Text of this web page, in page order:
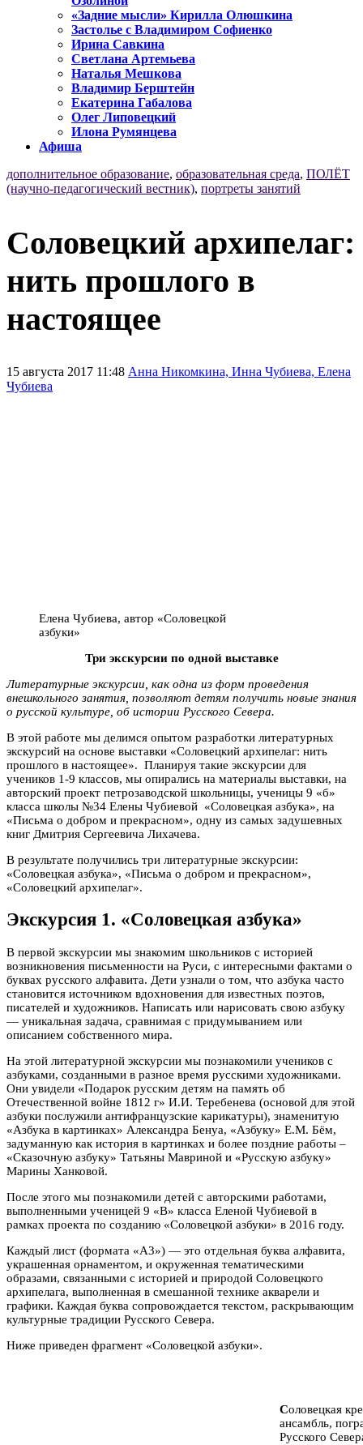
«Задние мысли» Кирилла Олюшкина
Застолье с Владимиром Софиенко
Ирина Савкина
Светлана Артемьева
Наталья Мешкова
Владимир Берштейн
Екатерина Габалова
Олег Липовецкий
Илона Румянцева
Афиша
дополнительное образование, образовательная среда, ПОЛЁТ
(научно-педагогический вестник), портреты занятий
Соловецкий архипелаг:
нить прошлого в
настоящее
15 августа 2017 11:48 Анна Никомкина, Инна Чубиева, Елена
Чубиева
Елена Чубиева, автор «Соловецкой
азбуки»
Три экскурсии по одной выставке
Литературные экскурсии, как одна из форм проведения
внешкольного занятия, позволяют детям получить новые знания
о русской культуре, об истории Русского Севера.
В этой работе мы делимся опытом разработки литературных
экскурсий на основе выставки «Соловецкий архипелаг: нить
прошлого в настоящее». Планируя такие экскурсии для
учеников 1-9 классов, мы опирались на материалы выставки, на
авторский проект петрозаводской школьницы, ученицы 9 «б»
класса школы №34 Елены Чубиевой «Соловецкая азбука», на
«Письма о добром и прекрасном», одну из самых задушевных
книг Дмитрия Сергеевича Лихачева.
В результате получились три литературные экскурсии:
«Соловецкая азбука», «Письма о добром и прекрасном»,
«Соловецкий архипелаг».
Экскурсия 1. «Соловецкая азбука»
В первой экскурсии мы знакомим школьников с историей
возникновения письменности на Руси, с интересными фактами о
буквах русского алфавита. Дети узнали о том, что азбука часто
становится источником вдохновения для известных поэтов,
писателей и художников. Написать или нарисовать свою азбуку
— уникальная задача, сравнимая с придумыванием или
описанием собственного мира.
На этой литературной экскурсии мы познакомили учеников с
азбуками, созданными в разное время русскими художниками.
Они увидели «Подарок русским детям на память об
Отечественной войне 1812 г» И.И. Теребенева (основой для этой
азбуки послужили антифранцузские карикатуры), знаменитую
«Азбука в картинках» Александра Бенуа, «Азбуку» Е.М. Бём,
задуманную как история в картинках и более поздние работы –
«Сказочную азбуку» Татьяны Мавриной и «Русскую азбуку»
Марины Ханковой.
После этого мы познакомили детей с авторскими работами,
выполненными ученицей 9 «В» класса Еленой Чубиевой в
рамках проекта по созданию «Соловецкой азбуки» в 2016 году.
Каждый лист (формата «А3») — это отдельная буква алфавита,
украшенная орнаментом, и окруженная тематическими
образами, связанными с историей и природой Соловецкого
архипелага, выполненная в смешанной технике акварели и
графики. Каждая буква сопровождается текстом, раскрывающим
культурные традиции Русского Севера.
Ниже приведен фрагмент «Соловецкой азбуки».
Соловецкая
ансамбль,
Русского